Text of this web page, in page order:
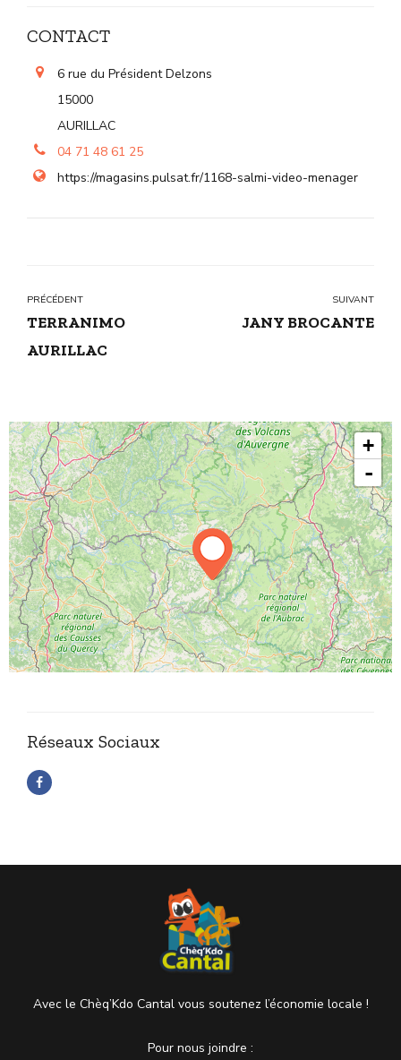
CONTACT
6 rue du Président Delzons
15000
AURILLAC
04 71 48 61 25
https://magasins.pulsat.fr/1168-salmi-video-menager
PRÉCÉDENT
TERRANIMO
AURILLAC
SUIVANT
JANY BROCANTE
+
-
Réseaux Sociaux
Avec le Chèq’Kdo Cantal vous soutenez l’économie locale !
Pour nous joindre :